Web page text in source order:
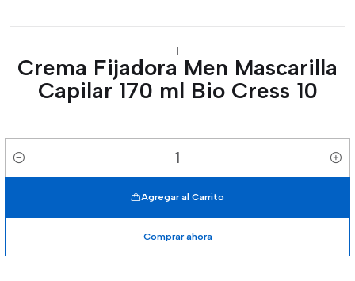
|
Crema Fijadora Men Mascarilla
Capilar 170 ml Bio Cress 10
Cantidad
Agregar al Carrito
Comprar ahora